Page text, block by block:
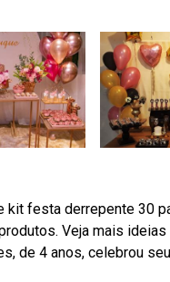
festa derrepente 30
Veja mais
de 4 anos, celebrou